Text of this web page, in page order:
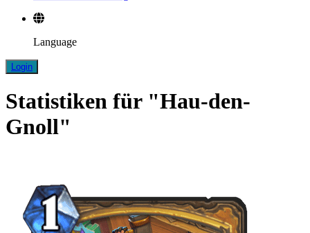
Language
Login
Statistiken für "Hau-den-
Gnoll"